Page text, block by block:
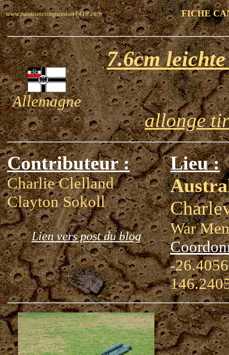
www.passioncompassion1418.com FICHE
Allemagne
7.6cm
allonge
Contributeur :
Charlie Clelland
Clayton Sokoll
Lien vers post du blog
Lieu :
War
-